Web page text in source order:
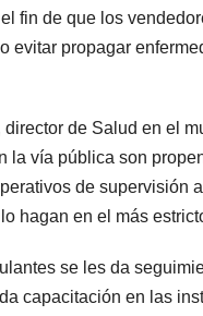
fin de que los
evitar propagar
de Salud en el
la vía pública son
de supervisión
hagan en el más
se les da
capacitación en las